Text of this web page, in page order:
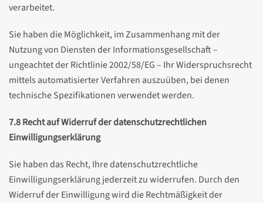
verarbeitet.
Sie haben die Möglichkeit, im Zusammenhang mit der
Nutzung von Diensten der Informationsgesellschaft –
ungeachtet der Richtlinie 2002/58/EG – Ihr Widerspruchsrecht
mittels automatisierter Verfahren auszuüben, bei denen
technische Spezifikationen verwendet werden.
7.8 Recht auf Widerruf der datenschutzrechtlichen
Einwilligungserklärung
Sie haben das Recht, Ihre datenschutzrechtliche
Einwilligungserklärung jederzeit zu widerrufen. Durch den
Widerruf der Einwilligung wird die Rechtmäßigkeit der